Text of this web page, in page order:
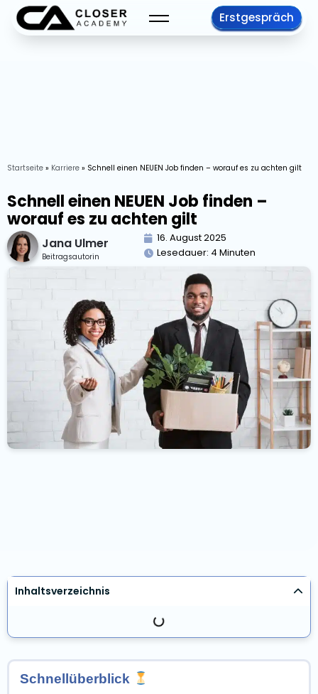
Erstgespräch
Startseite » Karriere » Schnell einen NEUEN Job finden – worauf es zu achten gilt
Schnell einen NEUEN Job finden –
worauf es zu achten gilt
Jana Ulmer
Beitragsautorin
16. August 2025
Lesedauer: 4 Minuten
Schnellüberblick
Inhaltsverzeichnis